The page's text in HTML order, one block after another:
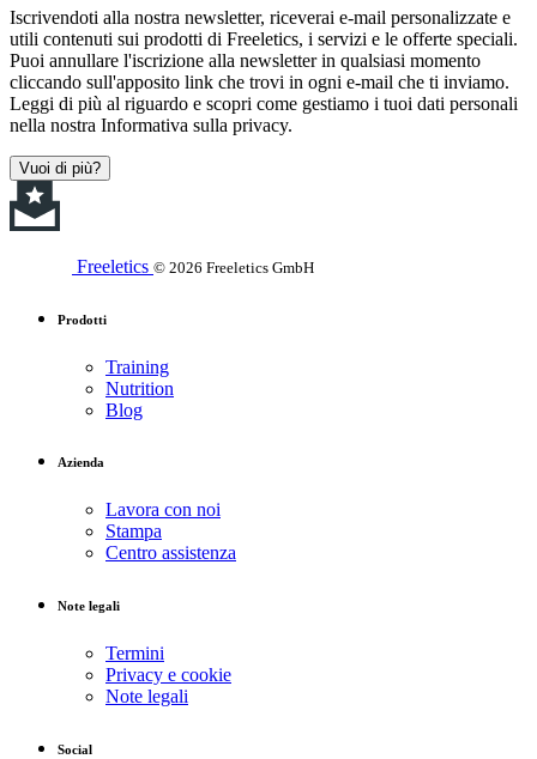
Iscrivendoti alla nostra newsletter, riceverai e-mail personalizzate e
utili contenuti sui prodotti di Freeletics, i servizi e le offerte speciali.
Puoi annullare l'iscrizione alla newsletter in qualsiasi momento
cliccando sull'apposito link che trovi in ogni e-mail che ti inviamo.
Leggi di più al riguardo e scopri come gestiamo i tuoi dati personali
nella nostra Informativa sulla privacy.
Vuoi di più?
Freeletics © 2026 Freeletics GmbH
Prodotti
Training
Nutrition
Blog
Azienda
Lavora con noi
Stampa
Centro assistenza
Note legali
Termini
Privacy e cookie
Note legali
Social